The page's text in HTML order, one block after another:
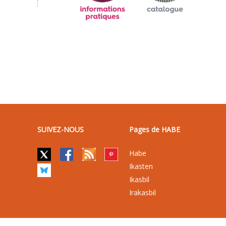
SUIVEZ-NOUS Pages de HABE
Habe
Ikasten
Ikasbil
Irakasbil